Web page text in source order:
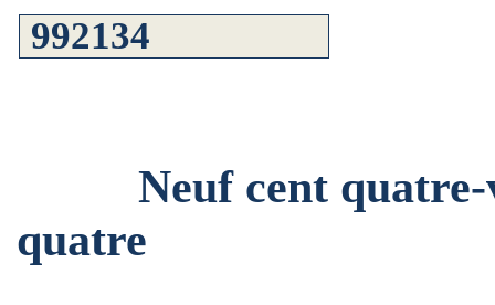
Neuf cent quatre-
quatre